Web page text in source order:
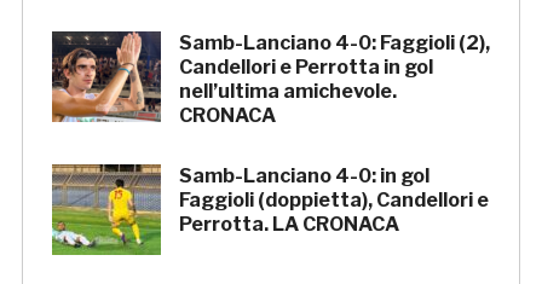
Samb-Lanciano 4-0: Faggioli (2),
Candellori e Perrotta in gol
nell’ultima amichevole.
CRONACA
Samb-Lanciano 4-0: in gol
Faggioli (doppietta), Candellori e
Perrotta. LA CRONACA